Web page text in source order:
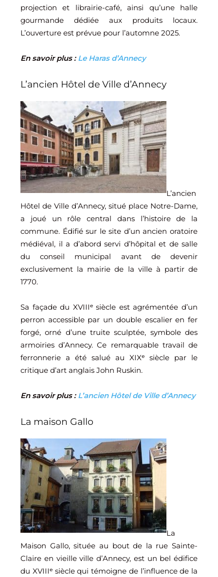
projection et librairie-café, ainsi qu’une halle
gourmande dédiée aux produits locaux.
L’ouverture est prévue pour l’automne 2025.
En savoir plus : Le Haras d’Annecy
L’ancien Hôtel de Ville d’Annecy
L’ancien
Hôtel de Ville d’Annecy, situé place Notre-Dame,
a joué un rôle central dans l’histoire de la
commune. Édifié sur le site d’un ancien oratoire
médiéval, il a d’abord servi d’hôpital et de salle
du conseil municipal avant de devenir
exclusivement la mairie de la ville à partir de
1770.
Sa façade du XVIIIᵉ siècle est agrémentée d’un
perron accessible par un double escalier en fer
forgé, orné d’une truite sculptée, symbole des
armoiries d’Annecy. Ce remarquable travail de
ferronnerie a été salué au XIXᵉ siècle par le
critique d’art anglais John Ruskin.
En savoir plus : L’ancien Hôtel de Ville d’Annecy
La maison Gallo
La
Maison Gallo, située au bout de la rue Sainte-
Claire en vieille ville d’Annecy, est un bel édifice
du XVIIIᵉ siècle qui témoigne de l’influence de la